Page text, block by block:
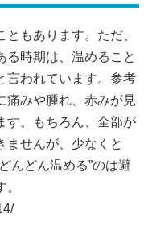
もあります。ただ、
る時期は、温めること
言われています。参考
痛みや腫れ、赤みが見
す。もちろん、全部が
ませんが、少なくと
んどん温める”のは避